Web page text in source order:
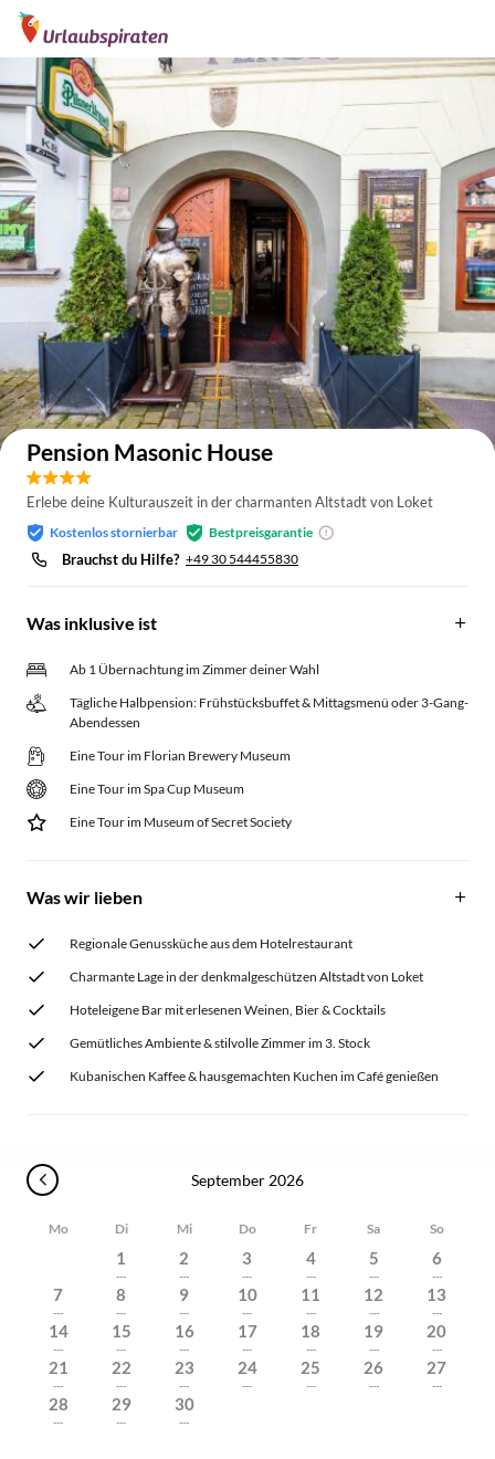
Auf der Karte anzeigen
Pension Masonic House
Erlebe deine Kulturauszeit in der charmanten Altstadt von Loket
Kostenlos stornierbar Bestpreisgarantie
Brauchst du Hilfe? +49 30 544455830
Was inklusive ist
Ab 1 Übernachtung im Zimmer deiner Wahl
Tägliche Halbpension: Frühstücksbuffet & Mittagsmenü oder 3-Gang-
Abendessen
Eine Tour im Florian Brewery Museum
Eine Tour im Spa Cup Museum
Eine Tour im Museum of Secret Society
Was wir lieben
Regionale Genussküche aus dem Hotelrestaurant
Charmante Lage in der denkmalgeschützen Altstadt von Loket
Hoteleigene Bar mit erlesenen Weinen, Bier & Cocktails
Gemütliches Ambiente & stilvolle Zimmer im 3. Stock
Kubanischen Kaffee & hausgemachten Kuchen im Café genießen
September 2026
Mo Di Mi Do Fr Sa So
1
---
2
---
3
---
4
---
5
---
6
---
7
---
8
---
9
---
10
---
11
---
12
---
13
---
14
---
15
---
16
---
17
---
18
---
19
---
20
---
21
---
22
---
23
---
24
---
25
---
26
---
27
---
28
---
29
---
30
---